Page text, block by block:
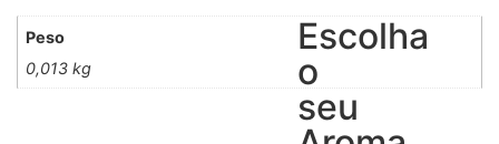
Escolha
o
seu
Peso
0,013 kg